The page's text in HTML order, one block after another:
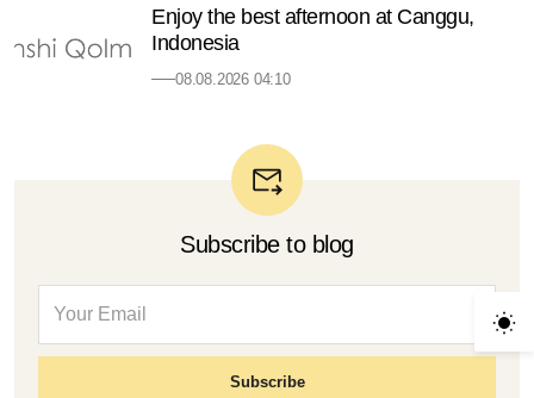
Enjoy the best afternoon at Canggu,
Indonesia
08.08.2026 04:10
Subscribe to blog